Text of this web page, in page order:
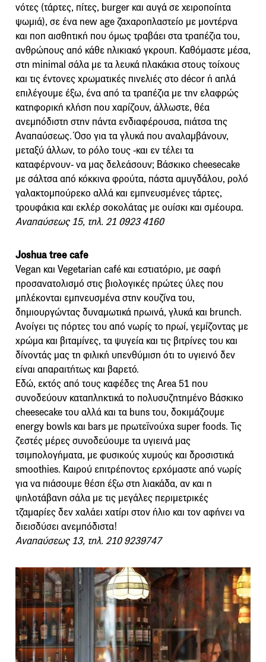
νότες (τάρτες, πίτες, burger και αυγά σε χειροποίητα
ψωμιά), σε ένα new age ζαχαροπλαστείο με μοντέρνα
και ποπ αισθητική που όμως τραβάει στα τραπέζια του,
ανθρώπους από κάθε ηλικιακό γκρουπ. Καθόμαστε μέσα,
στη minimal σάλα με τα λευκά πλακάκια στους τοίχους
και τις έντονες χρωματικές πινελιές στο décor ή απλά
επιλέγουμε έξω, ένα από τα τραπέζια με την ελαφρώς
κατηφορική κλήση που χαρίζουν, άλλωστε, θέα
ανεμπόδιστη στην πάντα ενδιαφέρουσα, πιάτσα της
Αναπαύσεως. Όσο για τα γλυκά που αναλαμβάνουν,
μεταξύ άλλων, το ρόλο τους -και εν τέλει τα
καταφέρνουν- να μας δελεάσουν; Βάσκικο cheesecake
με σάλτσα από κόκκινα φρούτα, πάστα αμυγδάλου, ρολό
γαλακτομπούρεκο αλλά και εμπνευσμένες τάρτες,
τρουφάκια και εκλέρ σοκολάτας με ουίσκι και σμέουρα.
Αναπαύσεως 15, τηλ. 21 0923 4160
Joshua tree cafe
Vegan και Vegetarian café και εστιατόριο, με σαφή
προσανατολισμό στις βιολογικές πρώτες ύλες που
μπλέκονται εμπνευσμένα στην κουζίνα του,
δημιουργώντας δυναμωτικά πρωινά, γλυκά και brunch.
Ανοίγει τις πόρτες του από νωρίς το πρωί, γεμίζοντας με
χρώμα και βιταμίνες, τα ψυγεία και τις βιτρίνες του και
δίνοντάς μας τη φιλική υπενθύμιση ότι το υγιεινό δεν
είναι απαραιτήτως και βαρετό.
Εδώ, εκτός από τους καφέδες της Area 51 που
συνοδεύουν καταπληκτικά το πολυσυζητημένο Βάσκικο
cheesecake του αλλά και τα buns του, δοκιμάζουμε
energy bowls και bars με πρωτεϊνούχα super foods. Τις
ζεστές μέρες συνοδεύουμε τα υγιεινά μας
τσιμπολογήματα, με φυσικούς χυμούς και δροσιστικά
smoothies. Καιρού επιτρέποντος ερχόμαστε από νωρίς
για να πιάσουμε θέση έξω στη λιακάδα, αν και η
ψηλοτάβανη σάλα με τις μεγάλες περιμετρικές
τζαμαρίες δεν χαλάει χατίρι στον ήλιο και τον αφήνει να
διεισδύσει ανεμπόδιστα!
Αναπαύσεως 13, τηλ. 210 9239747